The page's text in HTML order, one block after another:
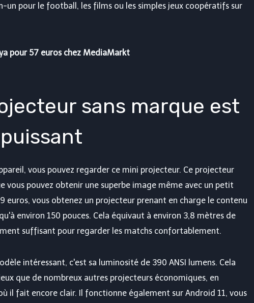
pour le football, les films ou les simples jeux coopératifs sur
pour 57 euros chez MediaMarkt
sans marque est
vous pouvez regarder ce mini projecteur. Ce projecteur
vous pouvez obtenir une superbe image même avec un petit
euros, vous obtenez un projecteur prenant en charge le contenu
environ 150 pouces. Cela équivaut à environ 3,8 mètres de
suffisant pour regarder les matchs confortablement.
intéressant, c'est sa luminosité de 390 ANSI lumens. Cela
que de nombreux autres projecteurs économiques, en
il fait encore clair. Il fonctionne également sur Android 11, vous